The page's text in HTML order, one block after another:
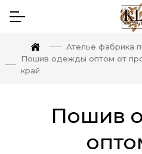
Ателье фабрика
Пошив одежды оптом от
край
Пошив